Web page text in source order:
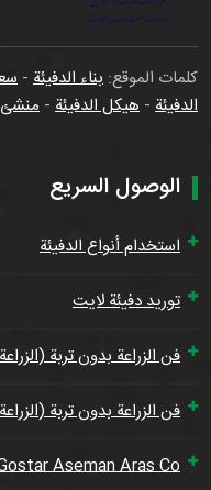
كلمات الموقع: بناء الدفيئة -
الدفيئة - هيكل الدفيئة - منشئ
الوصول السريع
استخدام أنواع الدفيئة
توريد دفيئة لايت
فن الزراعة بدون تربة
فن الزراعة بدون تربة
Aseman Aras Co